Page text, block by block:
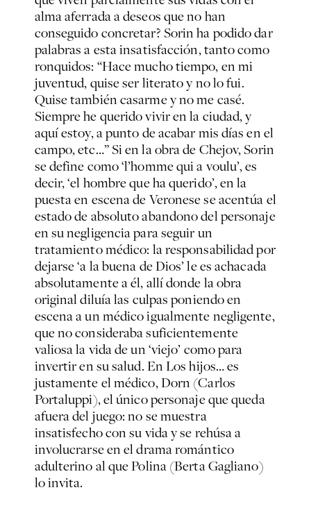
alma aferrada a deseos que no han
conseguido concretar? Sorin ha podido dar
palabras a esta insatisfacción, tanto como
ronquidos: “Hace mucho tiempo, en mi
juventud, quise ser literato y no lo fui.
Quise también casarme y no me casé.
Siempre he querido vivir en la ciudad, y
aquí estoy, a punto de acabar mis días en el
campo, etc…” Si en la obra de Chejov, Sorin
se define como ‘l’homme qui a voulu’, es
decir, ‘el hombre que ha querido’, en la
puesta en escena de Veronese se acentúa el
estado de absoluto abandono del personaje
en su negligencia para seguir un
tratamiento médico: la responsabilidad por
dejarse ‘a la buena de Dios’ le es achacada
absolutamente a él, allí donde la obra
original diluía las culpas poniendo en
escena a un médico igualmente negligente,
que no consideraba suficientemente
valiosa la vida de un ‘viejo’ como para
invertir en su salud. En Los hijos… es
justamente el médico, Dorn (Carlos
Portaluppi), el único personaje que queda
afuera del juego: no se muestra
insatisfecho con su vida y se rehúsa a
involucrarse en el drama romántico
adulterino al que Polina (Berta Gagliano)
lo invita.